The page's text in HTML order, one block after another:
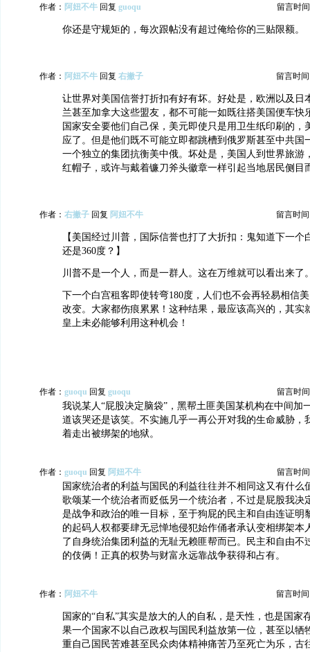
作者： 阿妞不牛 回复 guoqu 留言时
你还是守规矩的，每次跟帖没有超过俺给你的三贴限额。
作者： 阿妞不牛 回复 右撇子 留言时间
让世界对美国信誉打折扣有好有坏。好处是，欧洲以及日
兰甚至加拿大这些盟友，都不可能一如既往搭美国便车快
国家安全要他们自己保，美元即使只是用卫生纸印刷的，
应了。但是他们既不可能立即都跳槽到俄罗斯甚至中共国
一个独立的集团抗衡美中俄。坏处是，美国人到世界旅游
红帽子，或许与戴着镰刀斧头徽章一样引起当地居民侧目
作者： 右撇子 回复 阿妞不牛 留言时间
【美国经过川普，国际信誉也打了大折扣：鬼知道下一个
还是360度？】
川普不是一个人，而是一群人。这在万维就可以看出来了
下一个白宫租客即使转弯180度，人们也不会再轻易相信
改变。大家都伤痕累累！这种结果，最应该高兴的，其实
皇上未必能够利用这种机会！
作者： guoqu 回复 guoqu 留言时
我说某人“屁股决定脑袋”，黑帮土匪美国某机构在中间加
道该哭还是该笑。不实施几乎一再公开对我的生命威胁，
着走出被绑架的地狱。
作者： guoqu 回复 阿妞不牛 留言时
国家统治者的利益与国民的利益往往并不相同这又有什么
歌颂某一个统治者而贬低另一个统治者，不过是屁股我决
是战争和政治的唯一目标，至于狗屁的民主和自由连证明
的起码人权都要肆无忌惮地侵犯始作俑者承认变相绑架本
了自身统治集团利益的无耻无赖匪帮而已。民主和自由不
的伎俩！正真的权势与财富永远靠战争获得和占有。
作者： 阿妞不牛 留言时间
国家的“自私”其实是放大的人的自私，是天性，也是国家
果一个国家不以自己政权与国民利益放第一位，甚至以牺
重自己国民苦难甚至民众肉体精神痛苦乃至死亡为乐，古